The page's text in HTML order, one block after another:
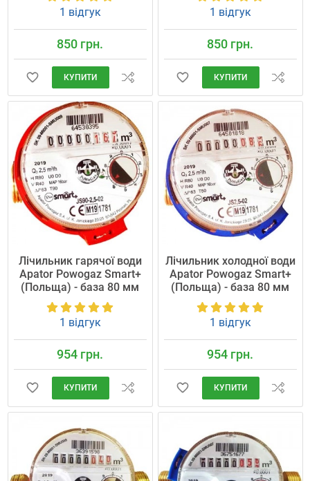
1 відгук
850 грн.
КУПИТИ
1 відгук
850 грн.
КУПИТИ
Лічильник гарячої води
Apator Powogaz Smart+
(Польща) - база 80 мм
1 відгук
954 грн.
КУПИТИ
Лічильник холодної води
Apator Powogaz Smart+
(Польща) - база 80 мм
1 відгук
954 грн.
КУПИТИ